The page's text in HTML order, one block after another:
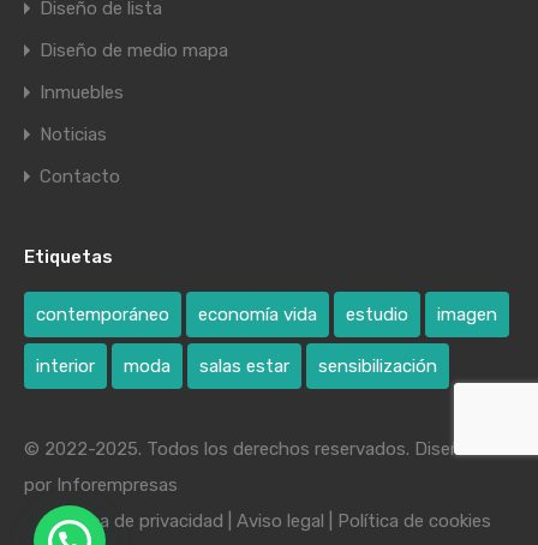
Diseño de lista
Diseño de medio mapa
Inmuebles
Noticias
Contacto
Etiquetas
contemporáneo economía vida estudio imagen
interior moda salas estar sensibilización
© 2022-2025. Todos los derechos reservados. Diseñado
por Inforempresas
Política de privacidad
Aviso legal Política de cookies